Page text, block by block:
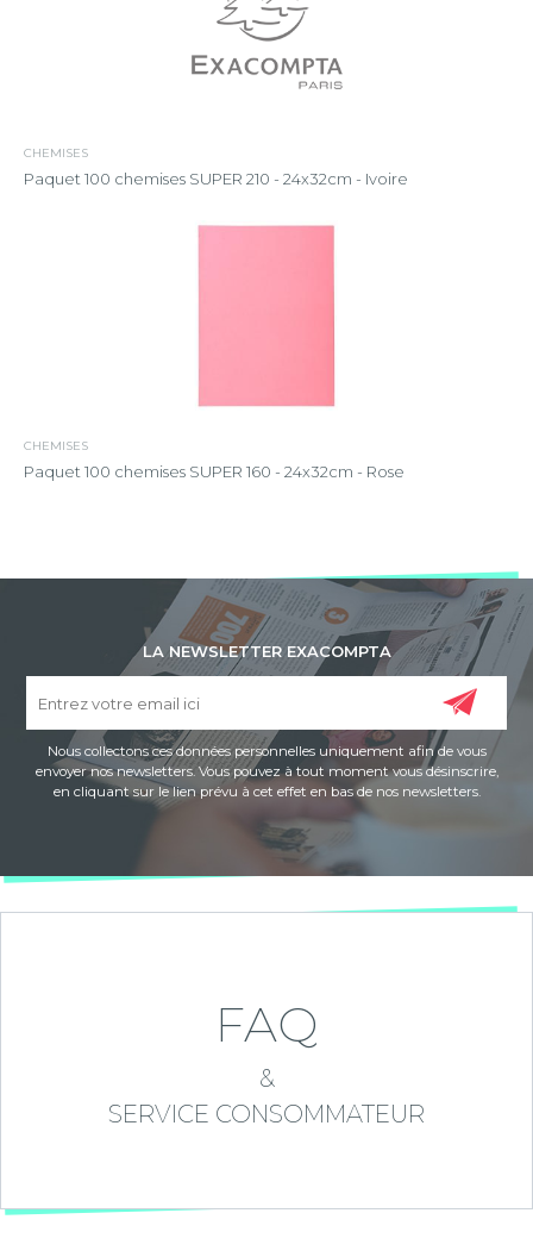
CHEMISES
Paquet 100 chemises SUPER 210 - 24x32cm - Ivoire
CHEMISES
Paquet 100 chemises SUPER 160 - 24x32cm - Rose
LA NEWSLETTER EXACOMPTA
Nous collectons ces données personnelles uniquement afin de vous
envoyer nos newsletters. Vous pouvez à tout moment vous désinscrire,
en cliquant sur le lien prévu à cet effet en bas de nos newsletters.
FAQ
&
SERVICE CONSOMMATEUR